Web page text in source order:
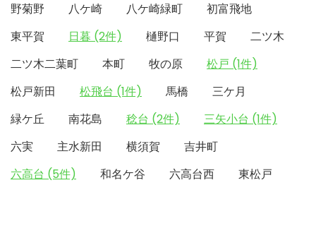
野菊野
八ケ崎 八ケ崎緑町
初富飛地
東平賀
日暮 (2件) 樋野口 平賀
二ツ木
二ツ木二葉町
本町 牧の原
松戸 (1件)
松戸新田
松飛台 (1件) 馬橋
三ケ月
緑ケ丘
南花島 稔台 (2件)
三矢小台 (1件)
六実
主水新田 横須賀
吉井町
六高台 (5件)
和名ケ谷 六高台西 東松戸